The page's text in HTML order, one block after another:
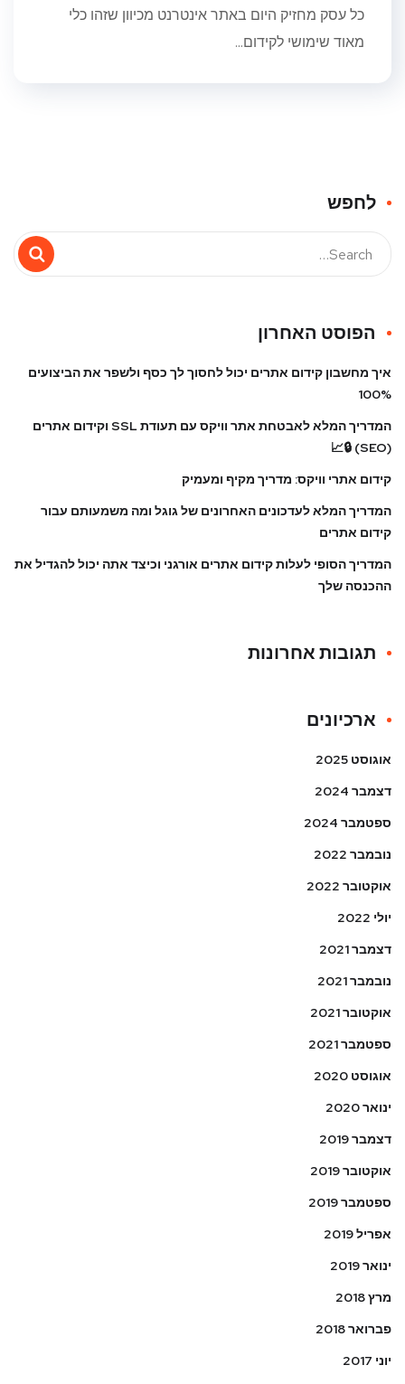
כל עסק מחזיק היום באתר אינטרנט מכיוון שזהו כלי
מאוד שימושי לקידום...
לחפש
הפוסט האחרון
איך מחשבון קידום אתרים יכול לחסוך לך כסף ולשפר את הביצועים
100%
המדריך המלא לאבטחת אתר וויקס עם תעודת SSL וקידום אתרים
(SEO) 🔒📈
קידום אתרי וויקס: מדריך מקיף ומעמיק
המדריך המלא לעדכונים האחרונים של גוגל ומה משמעותם עבור
קידום אתרים
המדריך הסופי לעלות קידום אתרים אורגני וכיצד אתה יכול להגדיל את
ההכנסה שלך
תגובות אחרונות
ארכיונים
אוגוסט 2025
דצמבר 2024
ספטמבר 2024
נובמבר 2022
אוקטובר 2022
יולי 2022
דצמבר 2021
נובמבר 2021
אוקטובר 2021
ספטמבר 2021
אוגוסט 2020
ינואר 2020
דצמבר 2019
אוקטובר 2019
ספטמבר 2019
אפריל 2019
ינואר 2019
מרץ 2018
פברואר 2018
יוני 2017